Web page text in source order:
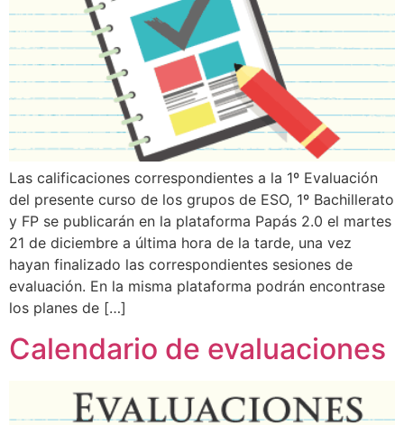
Las calificaciones correspondientes a la 1º Evaluación
del presente curso de los grupos de ESO, 1º Bachillerato
y FP se publicarán en la plataforma Papás 2.0 el martes
21 de diciembre a última hora de la tarde, una vez
hayan finalizado las correspondientes sesiones de
evaluación. En la misma plataforma podrán encontrase
los planes de […]
Calendario de evaluaciones